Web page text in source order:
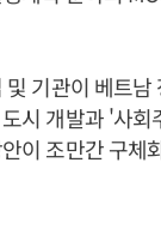
기관이 베트
시 개발과 '사회
이 조만간 구체